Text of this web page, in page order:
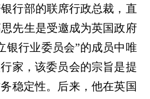
行部的联席行政总裁，直
先生是受邀成为英国政府
银行业委员会”的成员中唯
家，该委员会的宗旨是提
稳定性。后来，他在英国